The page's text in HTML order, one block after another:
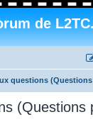
de
questions
(Questions